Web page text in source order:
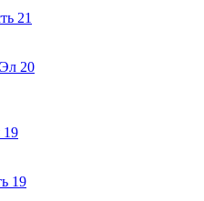
21
20
19
19